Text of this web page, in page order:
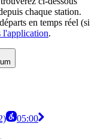
chaque station.
en temps réel (si
l'application.
05:00